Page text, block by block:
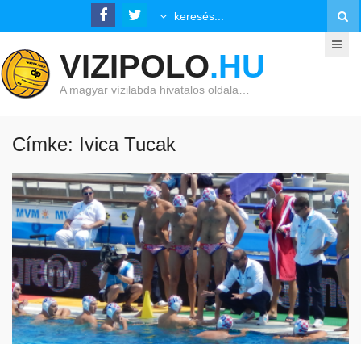
VIZIPOLO.HU
A magyar vízilabda hivatalos oldala…
Címke: Ivica Tucak